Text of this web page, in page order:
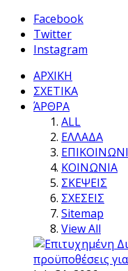
Facebook
Twitter
Instagram
ΑΡΧΙΚΗ
ΣΧΕΤΙΚΑ
ΆΡΘΡΑ
ALL
ΕΛΛΑΔΑ
ΚΟΙΝΩΝΙΑ
ΣΚΕΨΕΙΣ
ΣΧΕΣΕΙΣ
Sitemap
View All
προϋποθέσεις